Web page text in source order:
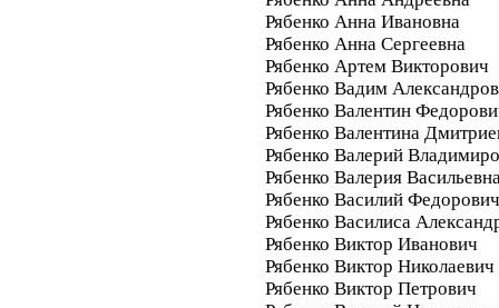
Рябенко Анна Ивановна
Рябенко Анна Сергеевна
Рябенко Артем Викторович
Рябенко Вадим
Рябенко Валентин
Рябенко Валентина
Рябенко Валерий
Рябенко Валерия
Рябенко Василий Федорович
Рябенко Василиса
Рябенко Виктор Иванович
Рябенко Виктор Николаевич
Рябенко Виктор Петрович